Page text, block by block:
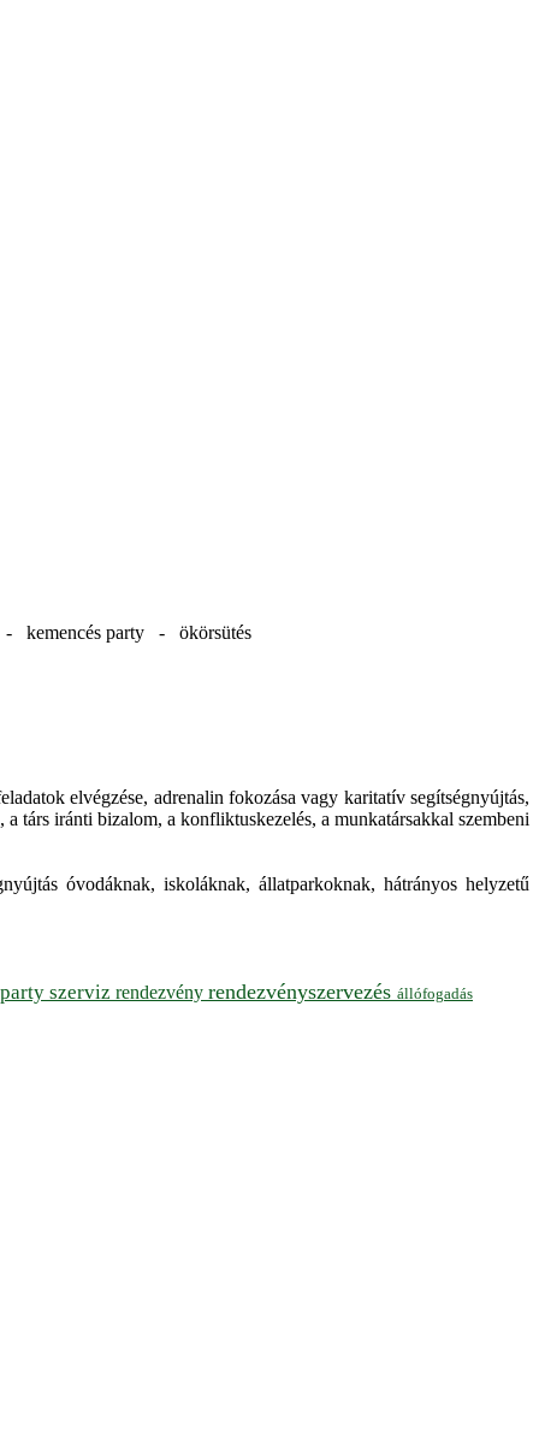
kemencés party - ökörsütés
elvégzése, adrenalin fokozása vagy karitatív segítségnyújtás,
társ iránti bizalom, a konfliktuskezelés, a munkatársakkal szembeni
óvodáknak, iskoláknak, állatparkoknak, hátrányos helyzetű
party szerviz rendezvény rendezvényszervezés állófogadás